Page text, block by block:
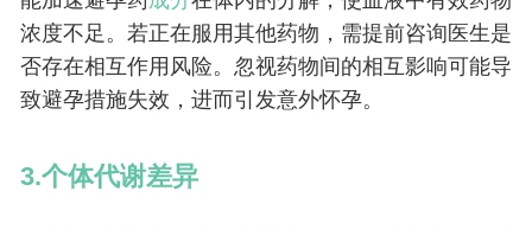
浓度不足。若正在服用其他药物，需提前咨询医生是
否存在相互作用风险。忽视药物间的相互影响可能导
致避孕措施失效，进而引发意外怀孕。
3.个体代谢差异